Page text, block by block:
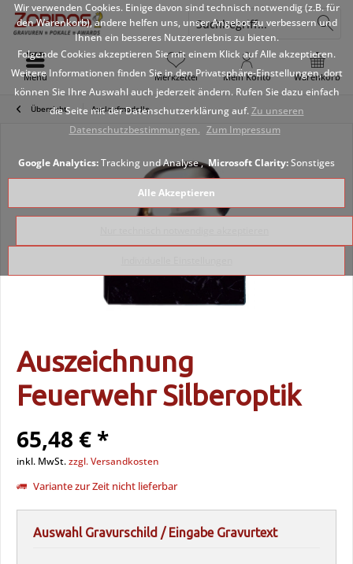
Warenkorb
Merkzettel Mein Konto
Menü
Übersicht Auslaufmodelle
Auszeichnung
Feuerwehr Silberoptik
65,48 € *
inkl. MwSt.zzgl. Versandkosten
Variante zur Zeit nicht lieferbar
Auswahl Gravurschild / Eingabe Gravurtext
Wir verwenden Cookies. Einige davon sind technisch notwendig (z.B. für
den Warenkorb), andere helfen uns, unser Angebot zu verbessern und
Ihnen ein besseres Nutzererlebnis zu bieten.
Folgende Cookies akzeptieren Sie mit einem Klick auf Alle akzeptieren.
Weitere Informationen finden Sie in den Privatsphäre-Einstellungen, dort
können Sie Ihre Auswahl auch jederzeit ändern. Rufen Sie dazu einfach
die Seite mit der Datenschutzerklärung auf.Zu unseren
Datenschutzbestimmungen. Zum Impressum
Google Analytics:Tracking und Analyse ,Microsoft Clarity:Sonstiges
Alle Akzeptieren